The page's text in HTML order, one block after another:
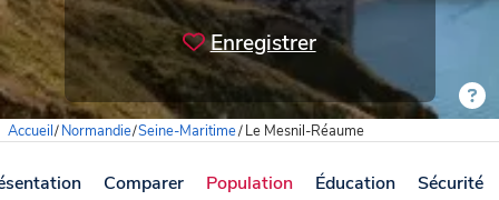
Enregistrer
Accueil/Normandie/Seine-Maritime/Le Mesnil-Réaume
Comparer Population Éducation Sécurité